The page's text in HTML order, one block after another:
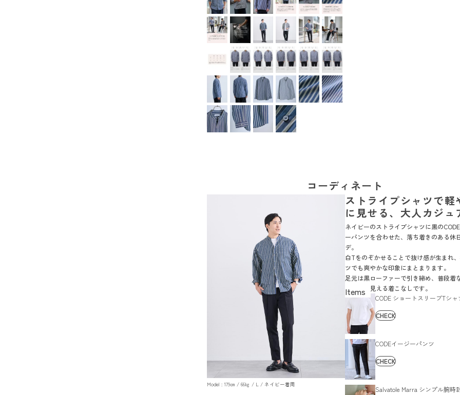
コーディネート
Model : 179㎝ / 66㎏ / L / ネイビー着用
ストライプシャツで軽
に見せる、大人カジュ
ネイビーのストライプシャツに黒の
ーパンツを合わせた、落ち着きのある休
デ。
白Tをのぞかせることで抜け感が生まれ
ツでも爽やかな印象にまとまります。
足元は黒ローファーで引き締め、普段着
人っぽく見える着こなしです。
CODE ショートスリーブTシャ
CHECK
CODEイージーパンツ
CHECK
Salvatole Marra シンプル腕時